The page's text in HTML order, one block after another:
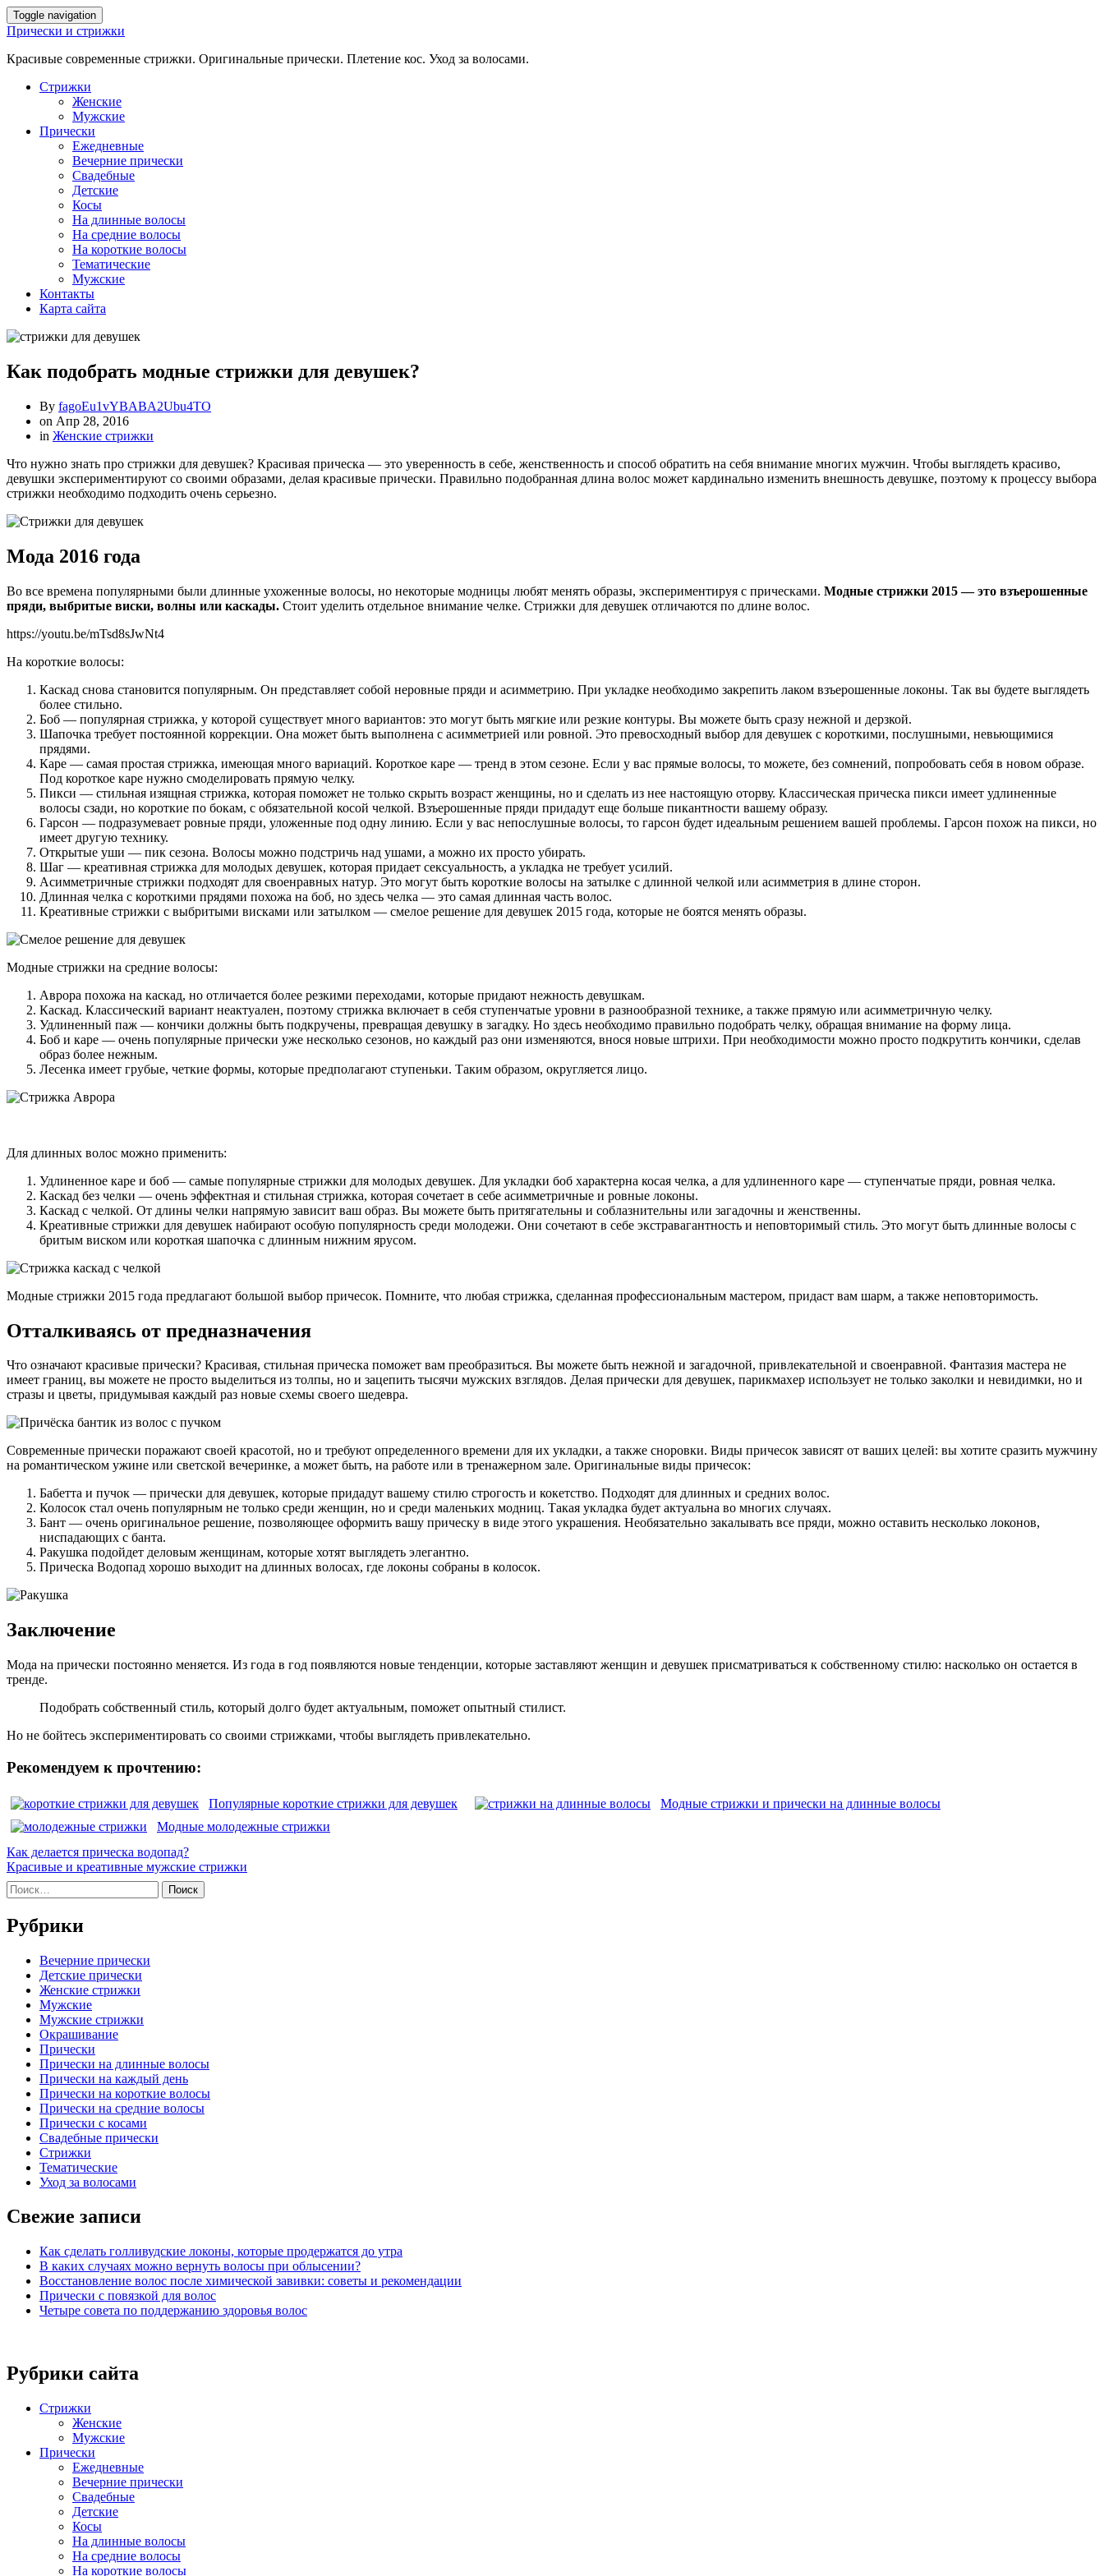
Toggle navigation
Прически и стрижки
Красивые современные стрижки. Оригинальные прически. Плетение кос. Уход за волосами.
Стрижки
Женские
Мужские
Прически
Ежедневные
Вечерние прически
Свадебные
Детские
Косы
На длинные волосы
На средние волосы
На короткие волосы
Тематические
Мужские
Контакты
Карта сайта
Как подобрать модные стрижки для девушек?
By fagoEu1vYBABA2Ubu4TO
on Апр 28, 2016
in Женские стрижки
Что нужно знать про стрижки для девушек? Красивая прическа — это уверенность в себе, женственность и способ обратить на себя внимание многих мужчин. Чтобы выглядеть красиво,
девушки экспериментируют со своими образами, делая красивые прически. Правильно подобранная длина волос может кардинально изменить внешность девушке, поэтому к процессу выбора
стрижки необходимо подходить очень серьезно.
Мода 2016 года
Во все времена популярными были длинные ухоженные волосы, но некоторые модницы любят менять образы, экспериментируя с прическами. Модные стрижки 2015 — это взъерошенные
пряди, выбритые виски, волны или каскады. Стоит уделить отдельное внимание челке. Стрижки для девушек отличаются по длине волос.
https://youtu.be/mTsd8sJwNt4
На короткие волосы:
Каскад снова становится популярным. Он представляет собой неровные пряди и асимметрию. При укладке необходимо закрепить лаком взъерошенные локоны. Так вы будете выглядеть
более стильно.
Боб — популярная стрижка, у которой существует много вариантов: это могут быть мягкие или резкие контуры. Вы можете быть сразу нежной и дерзкой.
Шапочка требует постоянной коррекции. Она может быть выполнена с асимметрией или ровной. Это превосходный выбор для девушек с короткими, послушными, невьющимися
прядями.
Каре — самая простая стрижка, имеющая много вариаций. Короткое каре — тренд в этом сезоне. Если у вас прямые волосы, то можете, без сомнений, попробовать себя в новом образе.
Под короткое каре нужно смоделировать прямую челку.
Пикси — стильная изящная стрижка, которая поможет не только скрыть возраст женщины, но и сделать из нее настоящую оторву. Классическая прическа пикси имеет удлиненные
волосы сзади, но короткие по бокам, с обязательной косой челкой. Взъерошенные пряди придадут еще больше пикантности вашему образу.
Гарсон — подразумевает ровные пряди, уложенные под одну линию. Если у вас непослушные волосы, то гарсон будет идеальным решением вашей проблемы. Гарсон похож на пикси, но
имеет другую технику.
Открытые уши — пик сезона. Волосы можно подстричь над ушами, а можно их просто убирать.
Шаг — креативная стрижка для молодых девушек, которая придает сексуальность, а укладка не требует усилий.
Асимметричные стрижки подходят для своенравных натур. Это могут быть короткие волосы на затылке с длинной челкой или асимметрия в длине сторон.
Длинная челка с короткими прядями похожа на боб, но здесь челка — это самая длинная часть волос.
Креативные стрижки с выбритыми висками или затылком — смелое решение для девушек 2015 года, которые не боятся менять образы.
Модные стрижки на средние волосы:
Аврора похожа на каскад, но отличается более резкими переходами, которые придают нежность девушкам.
Каскад. Классический вариант неактуален, поэтому стрижка включает в себя ступенчатые уровни в разнообразной технике, а также прямую или асимметричную челку.
Удлиненный паж — кончики должны быть подкручены, превращая девушку в загадку. Но здесь необходимо правильно подобрать челку, обращая внимание на форму лица.
Боб и каре — очень популярные прически уже несколько сезонов, но каждый раз они изменяются, внося новые штрихи. При необходимости можно просто подкрутить кончики, сделав
образ более нежным.
Лесенка имеет грубые, четкие формы, которые предполагают ступеньки. Таким образом, округляется лицо.
Для длинных волос можно применить:
Удлиненное каре и боб — самые популярные стрижки для молодых девушек. Для укладки боб характерна косая челка, а для удлиненного каре — ступенчатые пряди, ровная челка.
Каскад без челки — очень эффектная и стильная стрижка, которая сочетает в себе асимметричные и ровные локоны.
Каскад с челкой. От длины челки напрямую зависит ваш образ. Вы можете быть притягательны и соблазнительны или загадочны и женственны.
Креативные стрижки для девушек набирают особую популярность среди молодежи. Они сочетают в себе экстравагантность и неповторимый стиль. Это могут быть длинные волосы с
бритым виском или короткая шапочка с длинным нижним ярусом.
Модные стрижки 2015 года предлагают большой выбор причесок. Помните, что любая стрижка, сделанная профессиональным мастером, придаст вам шарм, а также неповторимость.
Отталкиваясь от предназначения
Что означают красивые прически? Красивая, стильная прическа поможет вам преобразиться. Вы можете быть нежной и загадочной, привлекательной и своенравной. Фантазия мастера не
имеет границ, вы можете не просто выделиться из толпы, но и зацепить тысячи мужских взглядов. Делая прически для девушек, парикмахер использует не только заколки и невидимки, но и
стразы и цветы, придумывая каждый раз новые схемы своего шедевра.
Современные прически поражают своей красотой, но и требуют определенного времени для их укладки, а также сноровки. Виды причесок зависят от ваших целей: вы хотите сразить мужчину
на романтическом ужине или светской вечеринке, а может быть, на работе или в тренажерном зале. Оригинальные виды причесок:
Бабетта и пучок — прически для девушек, которые придадут вашему стилю строгость и кокетство. Подходят для длинных и средних волос.
Колосок стал очень популярным не только среди женщин, но и среди маленьких модниц. Такая укладка будет актуальна во многих случаях.
Бант — очень оригинальное решение, позволяющее оформить вашу прическу в виде этого украшения. Необязательно закалывать все пряди, можно оставить несколько локонов,
ниспадающих с банта.
Ракушка подойдет деловым женщинам, которые хотят выглядеть элегантно.
Прическа Водопад хорошо выходит на длинных волосах, где локоны собраны в колосок.
Заключение
Мода на прически постоянно меняется. Из года в год появляются новые тенденции, которые заставляют женщин и девушек присматриваться к собственному стилю: насколько он остается в
тренде.
Подобрать собственный стиль, который долго будет актуальным, поможет опытный стилист.
Но не бойтесь экспериментировать со своими стрижками, чтобы выглядеть привлекательно.
Рекомендуем к прочтению:
Популярные короткие стрижки для девушек
Модные стрижки и прически на длинные волосы
Модные молодежные стрижки
Как делается прическа водопад?
Красивые и креативные мужские стрижки
Найти:
Рубрики
Вечерние прически
Детские прически
Женские стрижки
Мужские
Мужские стрижки
Окрашивание
Прически
Прически на длинные волосы
Прически на каждый день
Прически на короткие волосы
Прически на средние волосы
Прически с косами
Свадебные прически
Стрижки
Тематические
Уход за волосами
Свежие записи
Как сделать голливудские локоны, которые продержатся до утра
В каких случаях можно вернуть волосы при облысении?
Восстановление волос после химической завивки: советы и рекомендации
Прически с повязкой для волос
Четыре совета по поддержанию здоровья волос
Рубрики сайта
Стрижки
Женские
Мужские
Прически
Ежедневные
Вечерние прически
Свадебные
Детские
Косы
На длинные волосы
На средние волосы
На короткие волосы